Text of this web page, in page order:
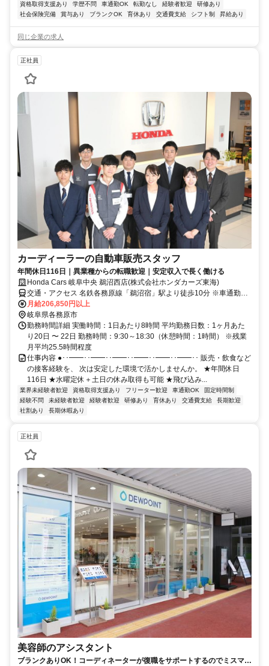
資格取得支援あり 学歴不問 車通勤OK 転勤なし 経験者歓迎
研修あり
社会保険完備
賞与あり ブランクOK 育休あり 交通費支給 シフト制 昇給あり
同じ企業の求人
正社員
カーディーラーの自動車販売スタッフ
年間休日116日｜異業種からの転職歓迎｜安定収入で長く働ける
Honda Cars 岐阜中央 鵜沼西店(株式会社ホンダカーズ東海)
交通・アクセス 名鉄各務原線「鵜沼宿」駅より徒歩10分 ※車通勤
OK（駐車場完備）
月給206,850円以上
岐阜県各務原市
勤務時間詳細 実働時間：1日あたり8時間 平均勤務日数：1ヶ月あた
り20日 〜 22日 勤務時間：9:30～18:30（休憩時間：1時間） ※残業
月平均25.5時間程度
仕事内容 ●･･━━･･━━･･━━･･━━･･━━･･━━･･ 販売・飲食など
の接客経験を、 次は安定した環境で活かしませんか。 ★年間休日
116日 ★水曜定休＋土日の休み取得も可能 ★飛び込み...
業界未経験者歓迎 資格取得支援あり フリーター歓迎 車通勤OK
固定時間制
経験不問
未経験者歓迎 経験者歓迎 研修あり 育休あり 交通費支給
長期歓迎
社割あり
長期休暇あり
正社員
美容師のアシスタント
ブランクありOK！コーディネーターが復職をサポートするのでミスマッ